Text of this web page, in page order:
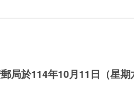
局於114年10月11日（星